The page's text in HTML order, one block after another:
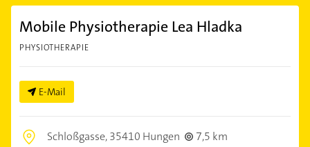
Mobile Physiotherapie Lea Hladka
PHYSIOTHERAPIE
E-Mail
Schloßgasse,35410 Hungen
7,5 km